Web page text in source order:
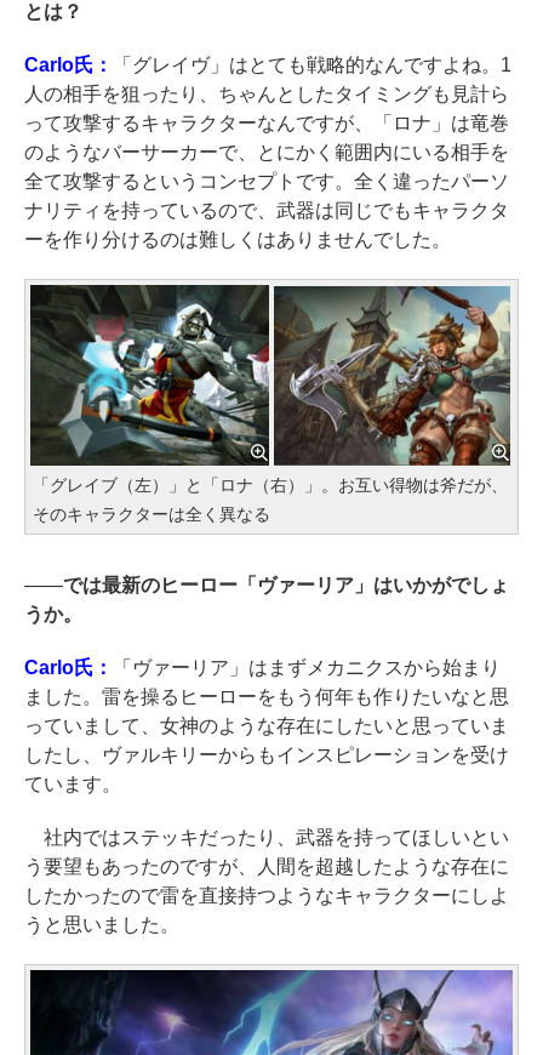
とは？
Carlo氏：
「グレイヴ」はとても戦略的なんですよね。1
人の相手を狙ったり、ちゃんとしたタイミングも見計ら
って攻撃するキャラクターなんですが、「ロナ」は竜巻
のようなバーサーカーで、とにかく範囲内にいる相手を
全て攻撃するというコンセプトです。全く違ったパーソ
ナリティを持っているので、武器は同じでもキャラクタ
ーを作り分けるのは難しくはありませんでした。
「グレイブ（左）」と「ロナ（右）」。お互い得物は斧だが、
そのキャラクターは全く異なる
――では最新のヒーロー「ヴァーリア」はいかがでしょ
うか。
Carlo氏：
「ヴァーリア」はまずメカニクスから始まり
ました。雷を操るヒーローをもう何年も作りたいなと思
っていまして、女神のような存在にしたいと思っていま
したし、ヴァルキリーからもインスピレーションを受け
ています。
社内ではステッキだったり、武器を持ってほしいとい
う要望もあったのですが、人間を超越したような存在に
したかったので雷を直接持つようなキャラクターにしよ
うと思いました。